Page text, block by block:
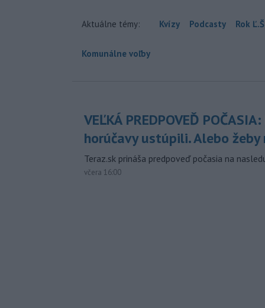
Aktuálne témy: Kvízy Podcasty Rok
Komunálne voľby
VEĽKÁ PREDPOVEĎ
horúčavy ustúpili. Alebo žeby
Teraz.sk prináša predpoveď počasia na
včera 16:00